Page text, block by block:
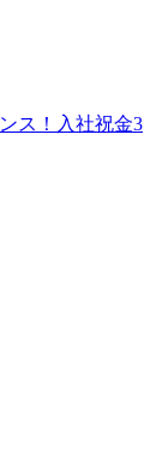
ス！入社祝金3